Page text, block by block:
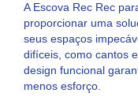
A Escova Rec Rec
proporcionar uma
seus espaços
difíceis, como cantos
design funcional
menos esforço.